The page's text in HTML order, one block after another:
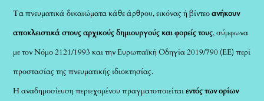
Τα πνευματικά δικαιώματα κάθε άρθρου, εικόνας ή βίντεοανήκουν
αποκλειστικά στους αρχικούς δημιουργούς και φορείς τους, σύμφωνα
με τον Νόμο 2121/1993 και την Ευρωπαϊκή Οδηγία 2019/790 (ΕΕ) περί
προστασίας της πνευματικής ιδιοκτησίας.
Η αναδημοσίευση περιεχομένου πραγματοποιείταιεντός των ορίων